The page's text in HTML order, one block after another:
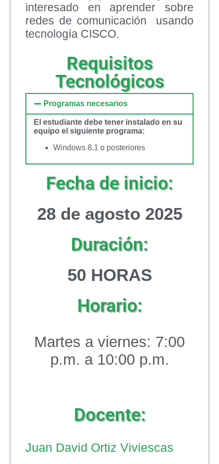
interesado en aprender sobre
redes de comunicación usando
tecnología CISCO.
Requisitos
Tecnológicos
Programas necesarios
El estudiante debe tener instalado en su
equipo el siguiente programa:
Windows 8.1 o posteriores
Fecha de inicio:
28 de agosto 2025
Duración:
50 HORAS
Horario:
Martes a viernes: 7:00
p.m. a 10:00 p.m.
Docente:
Juan David Ortiz Viviescas